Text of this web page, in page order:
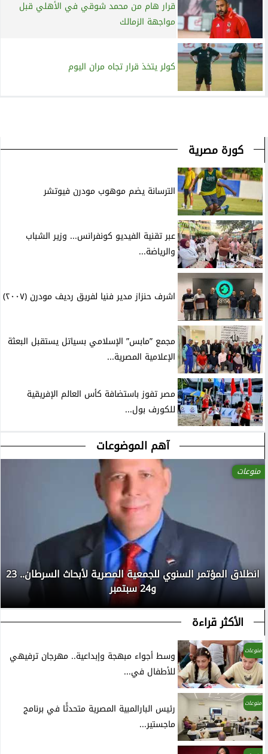
قرار هام من محمد شوقي في الأهلي قبل
مواجهة الزمالك
كولر يتخذ قرار تجاه مران اليوم
كورة مصرية
الترسانة يضم موهوب مودرن فيوتشر
عبر تقنية الفيديو كونفرانس... وزير الشباب
والرياضة...
اشرف حنزاز مدير فنيا لفريق رديف مودرن (٢٠٠٧)
مجمع ”مابس” الإسلامي بسياتل يستقبل البعثة
الإعلامية المصرية...
مصر تفوز باستضافة كأس العالم الإفريقية
للكورف بول...
آهم الموضوعات
منوعات
انطلاق المؤتمر السنوي للجمعية المصرية لأبحاث السرطان.. 23
و24 سبتمبر
الأكثر قراءة
منوعات
وسط أجواء مبهجة وإبداعية.. مهرجان ترفيهي
للأطفال في...
منوعات
رئيس البارالمبية المصرية متحدثًا في برنامج
ماجستير...